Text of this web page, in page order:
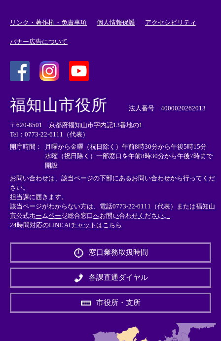
リンク・著作権・免責事項 個人情報保護 アクセシビリティ
バナー広告について
外
部
リ
ン
ク
＞
外
リ
ン
ク
＞
外
部
ン
ク
＞
福知山市役所 法人番号 4000020262013
〒620-8501 京都府福知山市字内記13番地の1
Tel：0773-22-6111（代表）
開庁時間：
月曜から金曜（祝日除く）午前8時30分から午後5時15分
水曜（祝日除く）一部窓口を午前8時30分から午後7時まで
開設
お問い合わせは、該当ページの下部にあるお問い合わせから行ってくだ
さい。
担当課に届きます。
該当ページがわからない方は、電話0773-22-6111（代表）または福知山
市公式ホームページ総合窓口へお問い合わせください。
24時間対応のLINE AIチャットはこちら
外
リ
ン
＞
窓口業務取扱時間
各課直通ダイヤル
市役所・支所